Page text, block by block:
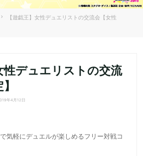
【遊戯王】女性デュエリストの交流会【女性
性デュエリストの交流
年4月12日
気軽にデュエルが楽しめるフリー対戦コ